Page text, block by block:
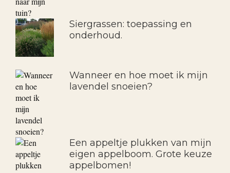
Siergrassen: toepassing en
onderhoud.
Wanneer en hoe moet ik mijn
lavendel snoeien?
Een appeltje plukken van mijn
eigen appelboom. Grote keuze
appelbomen!